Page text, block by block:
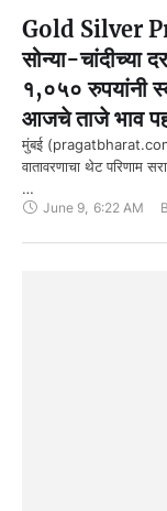
Gold Silver
सोन्या-चांदीच्या
१,०५० रुपयांनी
आजचे ताजे भाव
मुंबई (pragatbharat.com)
वातावरणाचा थेट परिणाम
…
June 9 6:22 AM